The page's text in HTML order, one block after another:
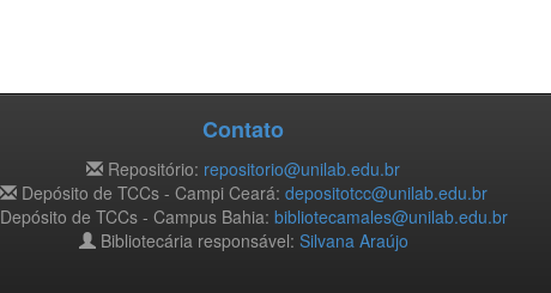
Contato
Repositório: repositorio@unilab.edu.br
Depósito de TCCs - Campi Ceará: depositotcc@unilab.edu.br
Depósito de TCCs - Campus Bahia: bibliotecamales@unilab.edu.br
Bibliotecária responsável: Silvana Araújo